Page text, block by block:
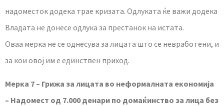
надоместок додека трае кризата. Одлуката ќе важи додека
Владата не донесе одлука за престанок на истата.
Оваа мерка не се однесува за лицата што се невработени, и
за кои овој им е единствен приход.
Мерка 7 – Грижа за лицата во неформалната економија
– Надомест од 7.000 денари по домаќинство за лица без